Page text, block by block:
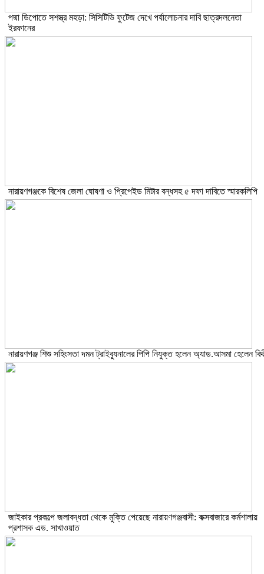
পদ্মা ডিপোতে সশস্ত্র মহড়া: সিসিটিভি ফুটেজ দেখে পর্যালোচনার দাবি ছাত্রদলনেতা
ইরফানের
নারায়ণগঞ্জকে বিশেষ জেলা ঘোষণা ও প্রিপেইড মিটার বন্ধসহ ৫ দফা দাবিতে স্মারকলিপি
নারায়ণগঞ্জ শিশু সহিংসতা দমন ট্রাইব্যুনালের পিপি নিযুক্ত হলেন অ্যাড.আসমা হেলেন
জাইকার প্রকল্পে জলাবদ্ধতা থেকে মুক্তি পেয়েছে নারায়ণগঞ্জবাসী: কক্সবাজারে কর্মশালায়
প্রশাসক এড. সাখাওয়াত